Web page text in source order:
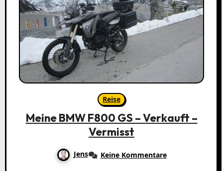
Reise
Meine BMW F800 GS – Verkauft –
Vermisst
Jens Keine Kommentare